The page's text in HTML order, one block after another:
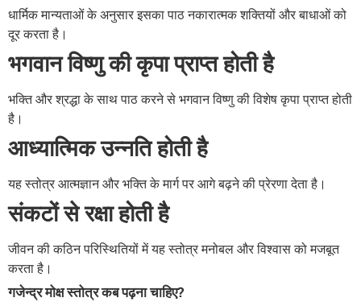
धार्मिक मान्यताओं के अनुसार इसका पाठ नकारात्मक शक्तियों और बाधाओं को
दूर करता है।
भगवान विष्णु की कृपा प्राप्त होती है
भक्ति और श्रद्धा के साथ पाठ करने से भगवान विष्णु की विशेष कृपा प्राप्त होती
है।
आध्यात्मिक उन्नति होती है
यह स्तोत्र आत्मज्ञान और भक्ति के मार्ग पर आगे बढ़ने की प्रेरणा देता है।
संकटों से रक्षा होती है
जीवन की कठिन परिस्थितियों में यह स्तोत्र मनोबल और विश्वास को मजबूत
करता है।
गजेन्द्र मोक्ष स्तोत्र कब पढ़ना चाहिए?